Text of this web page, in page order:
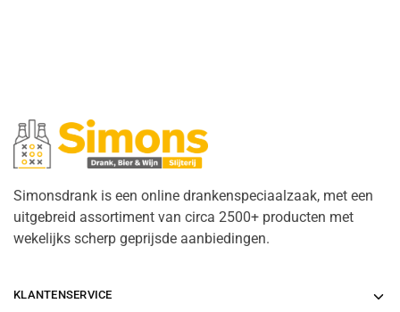
Simonsdrank is een online drankenspeciaalzaak, met een
uitgebreid assortiment van circa 2500+ producten met
wekelijks scherp geprijsde aanbiedingen.
KLANTENSERVICE